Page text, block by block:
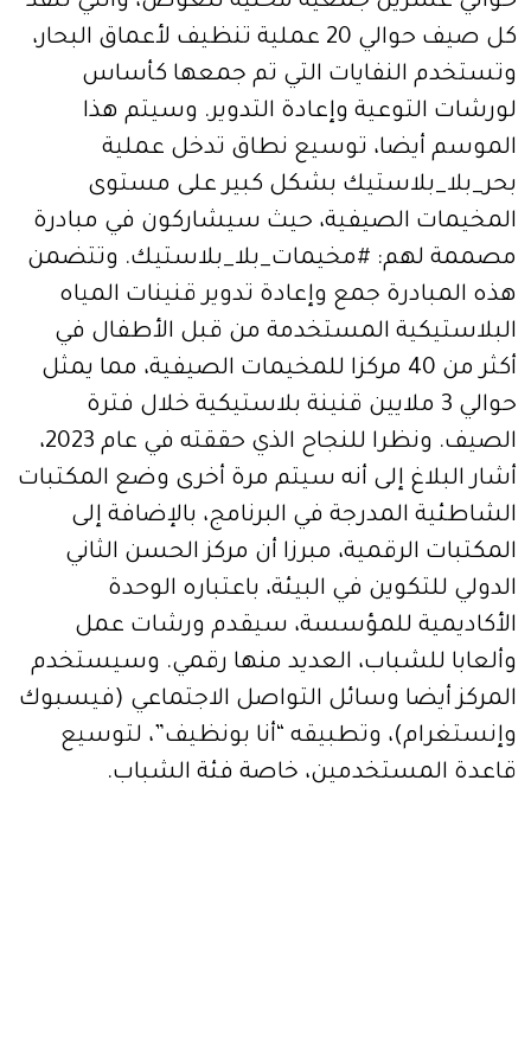
كل صيف حوالي 20 عملية تنظيف لأعماق البحار،
وتستخدم النفايات التي تم جمعها كأساس
لورشات التوعية وإعادة التدوير. وسيتم هذا
الموسم أيضا، توسيع نطاق تدخل عملية
بحر_بلا_بلاستيك بشكل كبير على مستوى
المخيمات الصيفية، حيث سيشاركون في مبادرة
مصممة لهم: #مخيمات_بلا_بلاستيك. وتتضمن
هذه المبادرة جمع وإعادة تدوير قنينات المياه
البلاستيكية المستخدمة من قبل الأطفال في
أكثر من 40 مركزا للمخيمات الصيفية، مما يمثل
حوالي 3 ملايين قنينة بلاستيكية خلال فترة
الصيف. ونظرا للنجاح الذي حققته في عام 2023،
أشار البلاغ إلى أنه سيتم مرة أخرى وضع المكتبات
الشاطئية المدرجة في البرنامج، بالإضافة إلى
المكتبات الرقمية، مبرزا أن مركز الحسن الثاني
الدولي للتكوين في البيئة، باعتباره الوحدة
الأكاديمية للمؤسسة، سيقدم ورشات عمل
وألعابا للشباب، العديد منها رقمي. وسيستخدم
المركز أيضا وسائل التواصل الاجتماعي (فيسبوك
وإنستغرام)، وتطبيقه “أنا بونظيف”، لتوسيع
قاعدة المستخدمين، خاصة فئة الشباب.